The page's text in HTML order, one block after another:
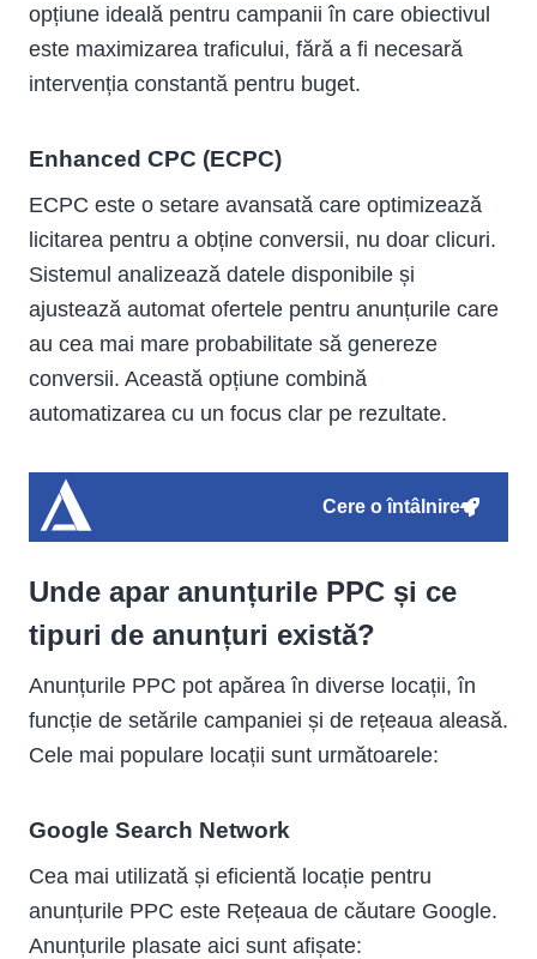
opțiune ideală pentru campanii în care obiectivul
este maximizarea traficului, fără a fi necesară
intervenția constantă pentru buget.
Enhanced CPC (ECPC)
ECPC este o setare avansată care optimizează
licitarea pentru a obține conversii, nu doar clicuri.
Sistemul analizează datele disponibile și
ajustează automat ofertele pentru anunțurile care
au cea mai mare probabilitate să genereze
conversii. Această opțiune combină
automatizarea cu un focus clar pe rezultate.
Cere o întâlnire
Unde apar anunțurile PPC și ce
tipuri de anunțuri există?
Anunțurile PPC pot apărea în diverse locații, în
funcție de setările campaniei și de rețeaua aleasă.
Cele mai populare locații sunt următoarele:
Google Search Network
Cea mai utilizată și eficientă locație pentru
anunțurile PPC este Rețeaua de căutare Google.
Anunțurile plasate aici sunt afișate: